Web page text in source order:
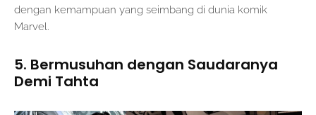
dengan kemampuan yang seimbang di dunia komik
Marvel.
5. Bermusuhan dengan Saudaranya
Demi Tahta